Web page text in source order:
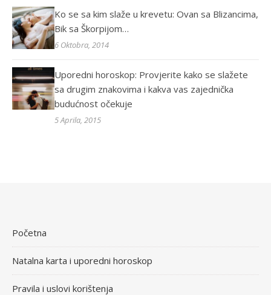
Ko se sa kim slaže u krevetu: Ovan sa Blizancima,
Bik sa Škorpijom…
6 Oktobra, 2014
Uporedni horoskop: Provjerite kako se slažete
sa drugim znakovima i kakva vas zajednička
budućnost očekuje
5 Aprila, 2015
Početna
Natalna karta i uporedni horoskop
Pravila i uslovi korištenja